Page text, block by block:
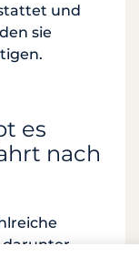
und
sie
es
nach
darunter